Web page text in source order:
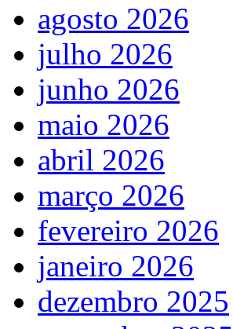
agosto 2026
julho 2026
junho 2026
maio 2026
abril 2026
março 2026
fevereiro 2026
janeiro 2026
dezembro 2025